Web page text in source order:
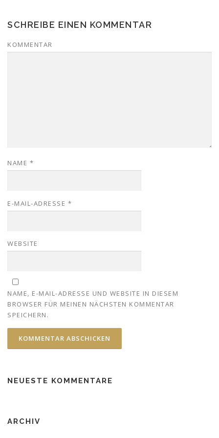
SCHREIBE EINEN KOMMENTAR
KOMMENTAR
NAME *
E-MAIL-ADRESSE *
WEBSITE
NAME, E-MAIL-ADRESSE UND WEBSITE IN DIESEM
BROWSER FÜR MEINEN NÄCHSTEN KOMMENTAR
SPEICHERN.
NEUESTE KOMMENTARE
ARCHIV